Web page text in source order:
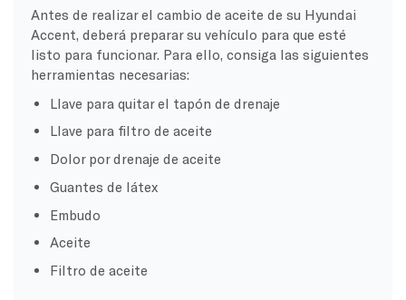
Antes de realizar el cambio de aceite de su Hyundai
Accent, deberá preparar su vehículo para que esté
listo para funcionar. Para ello, consiga las siguientes
herramientas necesarias:
Llave para quitar el tapón de drenaje
Llave para filtro de aceite
Dolor por drenaje de aceite
Guantes de látex
Embudo
Aceite
Filtro de aceite